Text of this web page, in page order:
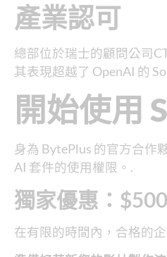
產業認可
總部位於瑞士的顧問公司
其表現超越了 OpenAI 的
開始使用
身為 BytePlus 的官方合作
AI 套件的使用權限。.
獨家優惠：
在有限的時間內，合格的